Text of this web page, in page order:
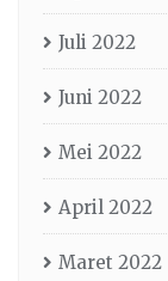
Juli 2022
Juni 2022
Mei 2022
April 2022
Maret 2022